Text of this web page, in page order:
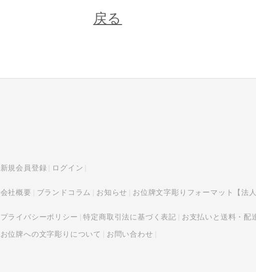
戻る
新規会員登録 ログイン
会社概要 ブランドコラム お知らせ お位牌文字彫りフォーマット【法
プライバシーポリシー 特定商取引法に基づく表記 お支払いと送料・配
お位牌への文字彫りについて お問い合わせ